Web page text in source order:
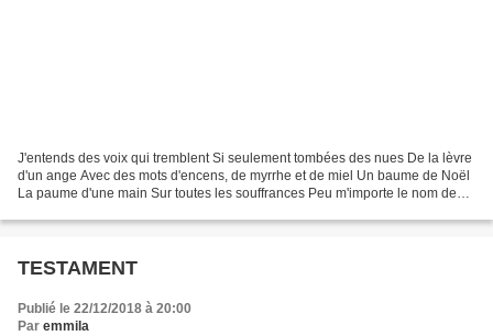
J'entends des voix qui tremblent Si seulement tombées des nues De la lèvre
d'un ange Avec des mots d'encens, de myrrhe et de miel Un baume de Noël
La paume d'une main Sur toutes les souffrances Peu m'importe le nom des
TESTAMENT
Publié le 22/12/2018 à 20:00
Par emmila